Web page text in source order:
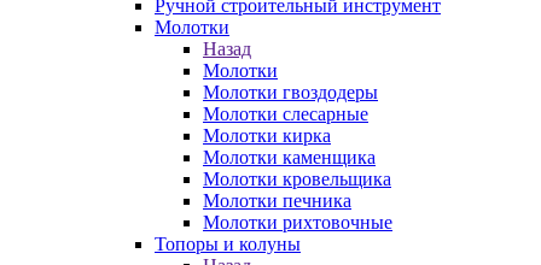
Ручной строительный инструмент
Молотки
Назад
Молотки
Молотки гвоздодеры
Молотки слесарные
Молотки кирка
Молотки каменщика
Молотки кровельщика
Молотки печника
Молотки рихтовочные
Топоры и колуны